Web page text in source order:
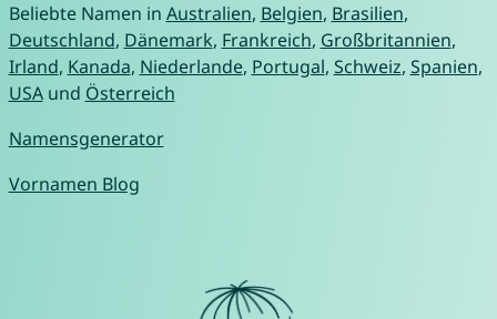
Beliebte Namen in Australien, Belgien, Brasilien,
Deutschland, Dänemark, Frankreich, Großbritannien,
Irland, Kanada, Niederlande, Portugal, Schweiz, Spanien,
USAund Österreich
Namensgenerator
Vornamen Blog